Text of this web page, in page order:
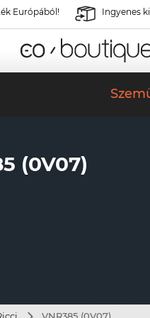
Európából! Ingyenes
(0V07)